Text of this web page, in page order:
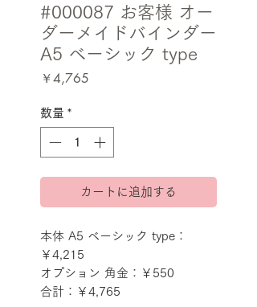
#000087 お客様 オー
ダーメイドバインダー
A5 ベーシック type
￥4,765
数量 *
カートに追加する
本体 A5 ベーシック type：
￥4,215
オプション 角金：￥550
合計：￥4,765